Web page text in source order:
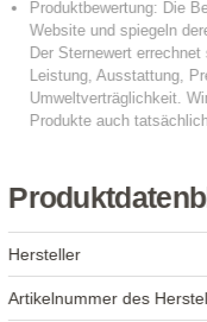
Hersteller
Artikelnummer des